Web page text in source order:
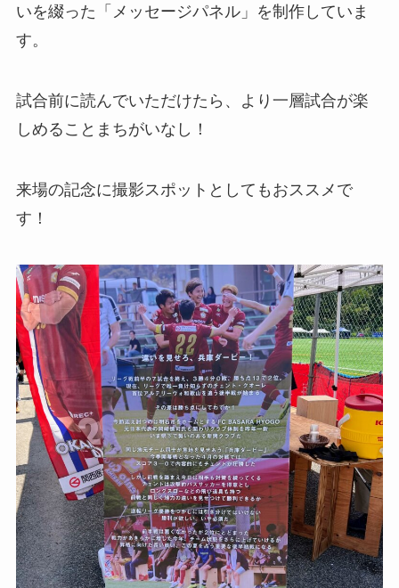
いを綴った「メッセージパネル」を制作していま
す。
試合前に読んでいただけたら、より一層試合が楽
しめることまちがいなし！
来場の記念に撮影スポットとしてもおススメで
す！